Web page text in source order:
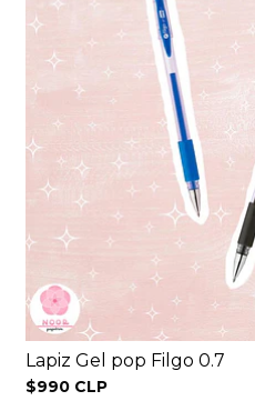
Lapiz Gel pop Filgo 0.7
$990 CLP